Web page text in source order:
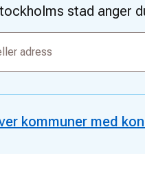
stad anger
kommuner med